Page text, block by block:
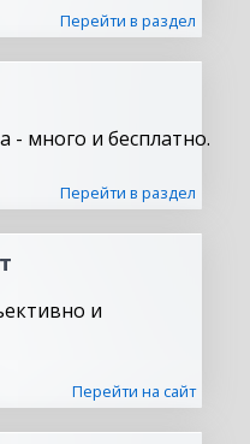
Перейти в раздел
- много и бесплатно.
Перейти в раздел
и
Перейти на сайт